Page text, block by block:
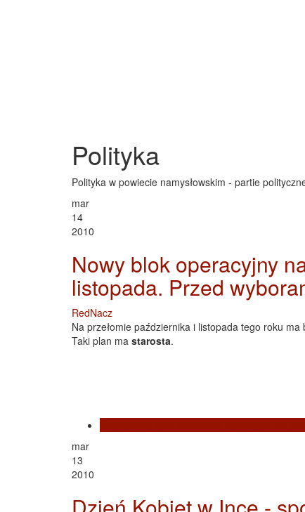
Polityka
Polityka w powiecie namysłowskim - partie
mar
14
2010
Nowy blok operacyjny
listopada. Przed
RedNacz
Na przełomie października i listopada tego roku ma
Taki plan ma starosta.
mar
13
2010